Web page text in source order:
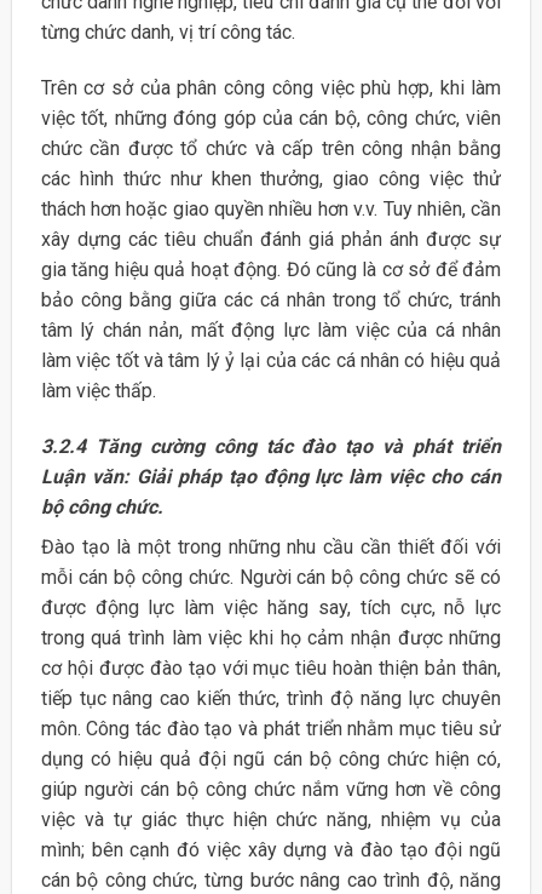
từng chức danh, vị trí công tác.
Trên cơ sở của phân công công việc phù hợp, khi làm
việc tốt, những đóng góp của cán bộ, công chức, viên
chức cần được tổ chức và cấp trên công nhận bằng
các hình thức như khen thưởng, giao công việc thử
thách hơn hoặc giao quyền nhiều hơn v.v. Tuy nhiên, cần
xây dựng các tiêu chuẩn đánh giá phản ánh được sự
gia tăng hiệu quả hoạt động. Đó cũng là cơ sở để đảm
bảo công bằng giữa các cá nhân trong tổ chức, tránh
tâm lý chán nản, mất động lực làm việc của cá nhân
làm việc tốt và tâm lý ỷ lại của các cá nhân có hiệu quả
làm việc thấp.
3.2.4 Tăng cường công tác đào tạo và phát triển
Luận văn: Giải pháp tạo động lực làm việc cho cán
bộ công chức.
Đào tạo là một trong những nhu cầu cần thiết đối với
mỗi cán bộ công chức. Người cán bộ công chức sẽ có
được động lực làm việc hăng say, tích cực, nỗ lực
trong quá trình làm việc khi họ cảm nhận được những
cơ hội được đào tạo với mục tiêu hoàn thiện bản thân,
tiếp tục nâng cao kiến thức, trình độ năng lực chuyên
môn. Công tác đào tạo và phát triển nhằm mục tiêu sử
dụng có hiệu quả đội ngũ cán bộ công chức hiện có,
giúp người cán bộ công chức nắm vững hơn về công
việc và tự giác thực hiện chức năng, nhiệm vụ của
mình; bên cạnh đó việc xây dựng và đào tạo đội ngũ
cán bộ công chức, từng bước nâng cao trình độ, năng